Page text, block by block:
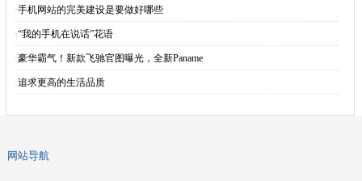
·手机网站的完美建设是要做好哪些
·“我的手机在说话”花语
·豪华霸气！新款飞驰官图曝光，全新Paname
·追求更高的生活品质
网站导航